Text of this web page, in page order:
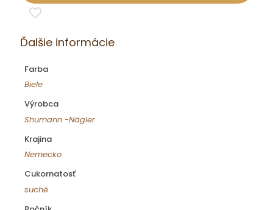
23
su.
Ďalšie informácie
Farba
Biele
Výrobca
Shumann -Nägler
Krajina
Nemecko
Cukornatosť
suché